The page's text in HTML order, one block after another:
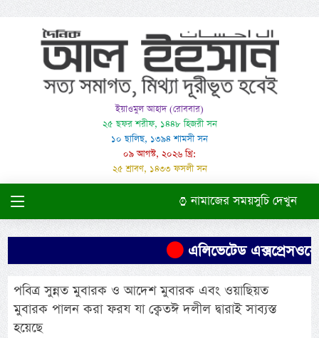
ইয়াওমুল আহাদ (রোববার)
২৫ ছফর শরীফ, ১৪৪৮ হিজরী সন
১০ ছালিছ, ১৩৯৪ শামসী সন
০৯ আগস্ট, ২০২৬ খ্রি:
২৫ শ্রাবণ, ১৪৩৩ ফসলী সন
নামাজের সময়সুচি দেখুন
এলিভেটেড
পবিত্র সুন্নত মুবারক ও আদেশ মুবারক এবং ওয়াছিয়ত
মুবারক পালন করা ফরয যা ক্বেতঈ দলীল দ্বারাই সাব্যস্ত
হয়েছে